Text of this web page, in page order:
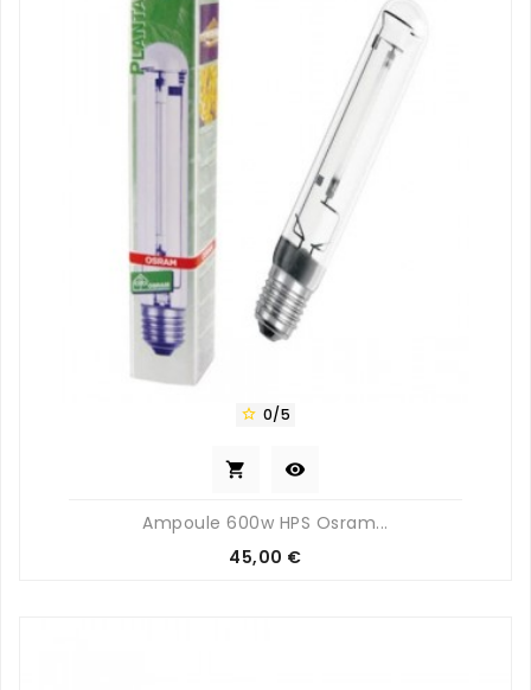
 0/5
 
Ampoule 600w HPS Osram...
Prix
45,00 €